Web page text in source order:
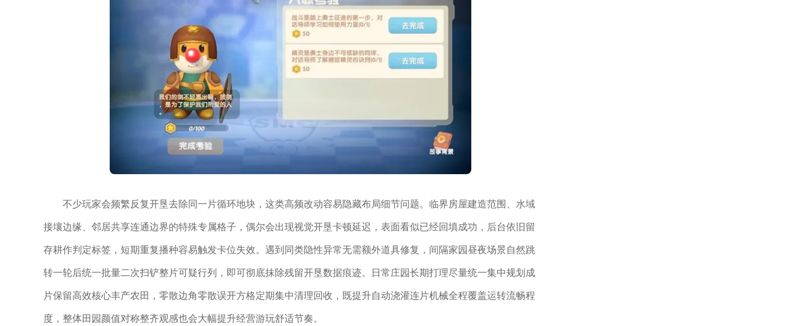
不少玩家会频繁反复开垦去除同一片循环地块，这类高频改动容易隐藏布局细节问题。临界房屋建造范围、水域
接壤边缘、邻居共享连通边界的特殊专属格子，偶尔会出现视觉开垦卡顿延迟，表面看似已经回填成功，后台依旧留
存耕作判定标签，短期重复播种容易触发卡位失效。遇到同类隐性异常无需额外道具修复，间隔家园昼夜场景自然跳
转一轮后统一批量二次扫铲整片可疑行列，即可彻底抹除残留开垦数据痕迹。日常庄园长期打理尽量统一集中规划成
片保留高效核心丰产农田，零散边角零散误开方格定期集中清理回收，既提升自动浇灌连片机械全程覆盖运转流畅程
度，整体田园颜值对称整齐观感也会大幅提升经营游玩舒适节奏。